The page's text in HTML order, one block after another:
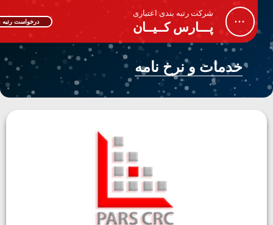
...
شرکت رتبه بندی اعتباری
پـــارس کــیــان درخواست رتبه بندی
خدمات و نرخ نامه